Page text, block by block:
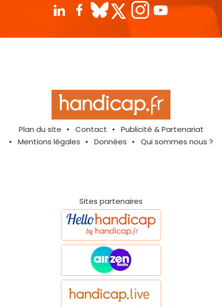
Plan du site Contact
Publicité & Partenariat
Mentions légales
Données Qui sommes nous ?
Sites partenaires